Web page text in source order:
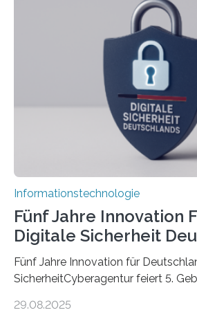
über einen Zeitraum von vier Jahren
Promovierende im Rahmen von
kognitiven Robotern beschäftigen
die mittels Sensoren ihre Umgebung
Informationen verarbeiten und
Informationstechnologie
Fünf Jahre Innovation
Digitale Sicherheit
Fünf Jahre Innovation für
SicherheitCyberagentur feiert 5.
29.08.2025